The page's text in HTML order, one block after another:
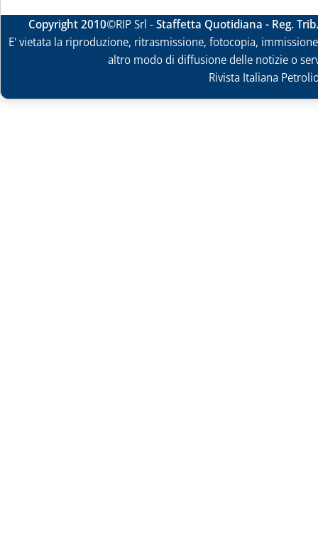
Copyright 2010©RIP Srl -Staffetta Quotidiana - Reg.
E' vietata la riproduzione, ritrasmissione, fotocopia,
altro modo di diffusione delle notizie o
Rivista Italiana